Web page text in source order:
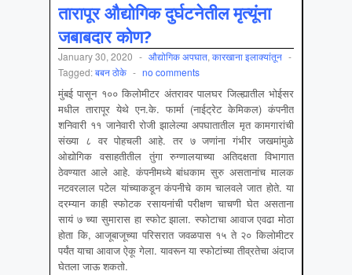
तारापूर औद्योगिक दुर्घटनेतील मृत्यूंना
जबाबदार कोण?
January 30, 2020 - औद्योगिक अपघात, कारखाना इलाक्यांतून -
Tagged:बबन ठोके - no comments
मुंबई पासून १०० किलोमीटर अंतरावर पालघर जिल्ह्यातील भोईसर
मधील तारापूर येथे एन.के. फार्मा (नाईट्रेट केमिकल) कंपनीत
शनिवारी ११ जानेवारी रोजी झालेल्या अपघातातील मृत कामगारांची
संख्या ८ वर पोहचली आहे. तर ७ जणांना गंभीर जखमांमुळे
ओद्योगिक वसाहतीतील तुंगा रुग्णालयाच्या अतिदक्षता विभागात
ठेवण्यात आले आहे. कंपनीमध्ये बांधकाम सुरु असतानांच मालक
नटवरलाल पटेल यांच्याकडून कंपनीचे काम चालवले जात होते. या
दरम्यान काही स्फोटक रसायनांची परीक्षण चाचणी घेत असताना
सायं ७ च्या सुमारास हा स्फोट झाला. स्फोटाचा आवाज एवढा मोठा
होता कि, आजूबाजूच्या परिसरात जवळपास १५ ते २० किलोमीटर
पर्यंत याचा आवाज ऐकू गेला. यावरून या स्फोटांच्या तीव्रतेचा अंदाज
घेतला जाऊ शकतो.